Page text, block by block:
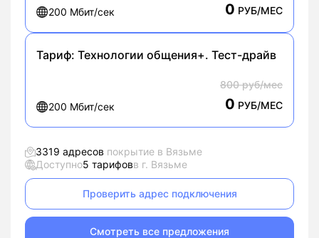
200 Мбит/сек 0 РУБ/МЕС
Тариф: Технологии общения+. Тест-драйв
200 Мбит/сек
800 руб/мес
0 РУБ/МЕС
3319 адресов покрытие в Вязьме
Доступно5 тарифовв г. Вязьме
Проверить адрес подключения
Смотреть все предложения